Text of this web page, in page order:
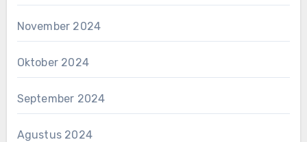
November 2024
Oktober 2024
September 2024
Agustus 2024